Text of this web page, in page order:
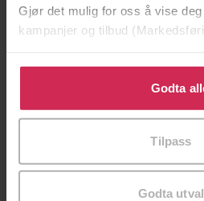
Gjør det mulig for oss å vise deg
kampanjer og tilbud
Klikk på «Godta alle» for å gi
bruke cookies for alle disse
tilpasse ditt samtykke til
Godta
Tilpass
Godta
Jo Nesbø